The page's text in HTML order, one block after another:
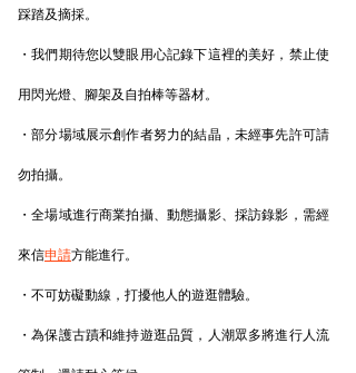
踩踏及摘採。
・我們期待您以雙眼用心記錄下這裡的美好，禁止使
用閃光燈、腳架及自拍棒等器材。
・部分場域展示創作者努力的結晶，未經事先許可請
勿拍攝。
・全場域進行商業拍攝、動態攝影、採訪錄影，需經
來信申請方能進行。
・不可妨礙動線，打擾他人的遊逛體驗。
・為保護古蹟和維持遊逛品質，人潮眾多將進行人流